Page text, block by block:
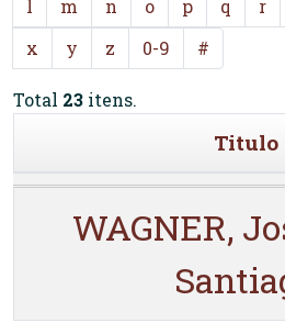
l
m n o p q r
x
y z 0-9 #
Total 23 itens.
Titulo
WAGNER,